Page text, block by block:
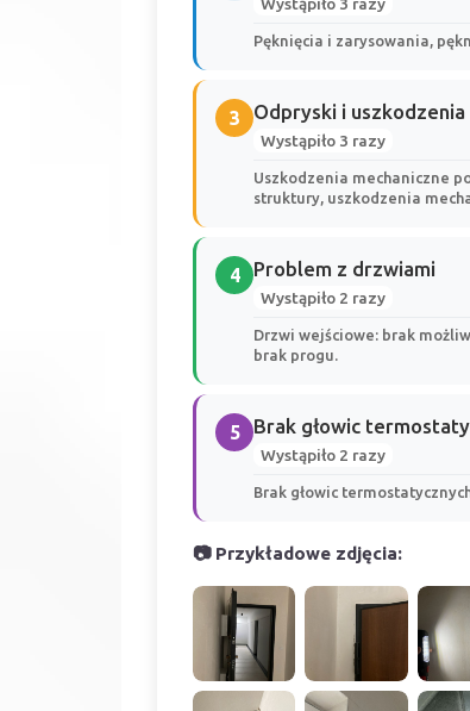
Pęknięcia i zarysowania,
3 Odpryski i uszkodzenia
Wystąpiło 3 razy
Uszkodzenia mechaniczne
struktury, uszkodzenia
4 Problem z drzwiami
Wystąpiło 2 razy
Drzwi wejściowe: brak
brak progu.
5 Brak głowic
Wystąpiło 2 razy
Brak głowic
📷 Przykładowe zdjęcia: